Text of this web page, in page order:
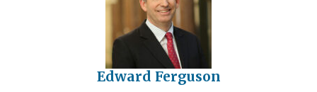
Edward Ferguson